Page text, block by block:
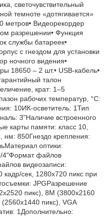
светочувствительный
темноте «дотягивается»
метров• Видеорекордер
разрешении• Функция
службы батареек•
с гнездом для установки
ночного видения•
18650 – 2 шт.• USB-кабель•
талон
крат: 1–5
рабочих температур, °С:
10ИК-осветитель: 1Тип
3"Наличие встроенного
карты памяти: класс 10,
850Гнездо крепления:
оптики:
4"Формат файлов
видеозаписи:
сек, 1280х720 пикс при
JPGРазрешение
пикс), 8M (3800x2160
пикс), VGA
1Дополнительно: